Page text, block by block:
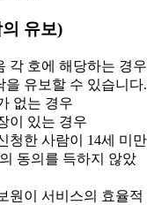
유보)
각 호에 해당하는 경우
을 유보할 수 있습니다.
없는 경우
이 있는 경우
청한 사람이 14세 미만
동의를 득하지 않았
원이 서비스의 효율적